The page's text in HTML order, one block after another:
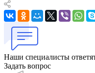
Наши специалисты
Задать вопрос